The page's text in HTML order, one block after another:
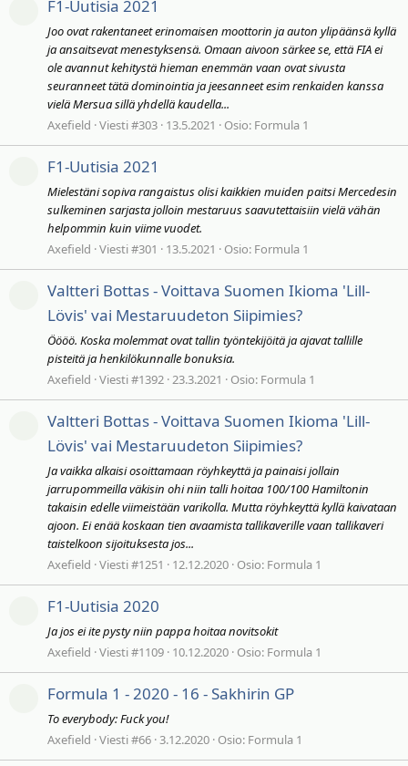
F1-Uutisia 2021
Joo ovat rakentaneet erinomaisen moottorin ja auton ylipäänsä kyllä
ja ansaitsevat menestyksensä. Omaan aivoon särkee se, että FIA ei
ole avannut kehitystä hieman enemmän vaan ovat sivusta
seuranneet tätä dominointia ja jeesanneet esim renkaiden kanssa
vielä Mersua sillä yhdellä kaudella...
Axefield Viesti #303 13.5.2021 Osio: Formula 1
F1-Uutisia 2021
Mielestäni sopiva rangaistus olisi kaikkien muiden paitsi Mercedesin
sulkeminen sarjasta jolloin mestaruus saavutettaisiin vielä vähän
helpommin kuin viime vuodet.
Axefield Viesti #301 13.5.2021 Osio: Formula 1
Valtteri Bottas - Voittava Suomen Ikioma 'Lill-
Lövis' vai Mestaruudeton Siipimies?
Öööö. Koska molemmat ovat tallin työntekijöitä ja ajavat tallille
pisteitä ja henkilökunnalle bonuksia.
Axefield Viesti #1392 23.3.2021 Osio: Formula 1
Valtteri Bottas - Voittava Suomen Ikioma 'Lill-
Lövis' vai Mestaruudeton Siipimies?
Ja vaikka alkaisi osoittamaan röyhkeyttä ja painaisi jollain
jarrupommeilla väkisin ohi niin talli hoitaa 100/100 Hamiltonin
takaisin edelle viimeistään varikolla. Mutta röyhkeyttä kyllä kaivataan
ajoon. Ei enää koskaan tien avaamista tallikaverille vaan tallikaveri
taistelkoon sijoituksesta jos...
Axefield Viesti #1251 12.12.2020 Osio: Formula 1
F1-Uutisia 2020
Ja jos ei ite pysty niin pappa hoitaa novitsokit
Axefield Viesti #1109 10.12.2020 Osio: Formula 1
Formula 1 - 2020 - 16 - Sakhirin GP
To everybody: Fuck you!
Axefield Viesti #66 3.12.2020 Osio: Formula 1